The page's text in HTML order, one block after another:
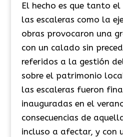
El hecho es que tanto
las escaleras como la
obras provocaron una
con un calado sin
referidos a la gestión
sobre el patrimonio
las escaleras fueron
inauguradas en el
consecuencias de
incluso a afectar, y con